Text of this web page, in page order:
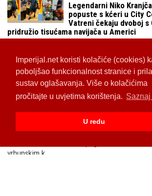
Imperijal.net koristi kolačiće (cookies)
poboljšao funkcionalnost stranice i
sustav oglašavanja. Više o kolačićima
pročitajte u uvjetima korištenja.
U redu
Legendarni Niko
popuste s kćeri u City
Vatreni čekaju dvoboj s
pridružio tisućama navijača u Americi
Bivši nogometni reprezentativac i sin
25.06.2026
NIJE ZA RAJU VEĆ MILIJUNAŠE
U dubrovačkom
komad mesa košta
potpisom 26 €, chef je
za švedsku kraljevsku obitelj
Ezza steak & cocktail bar posluje na top
vrhunskim k..